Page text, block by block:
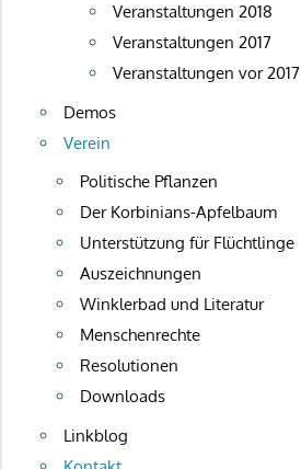
Veranstaltungen 2018
Veranstaltungen 2017
Veranstaltungen vor 2017
Demos
Verein
Politische Pflanzen
Der Korbinians-Apfelbaum
Unterstützung für Flüchtlinge
Auszeichnungen
Winklerbad und Literatur
Menschenrechte
Resolutionen
Downloads
Linkblog